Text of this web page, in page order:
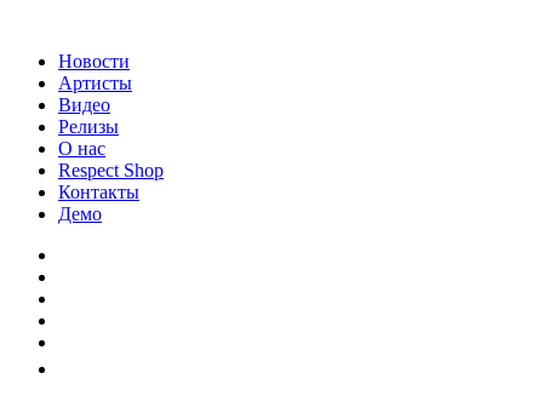
Новости
Артисты
Видео
Релизы
О нас
Respect Shop
Контакты
Демо